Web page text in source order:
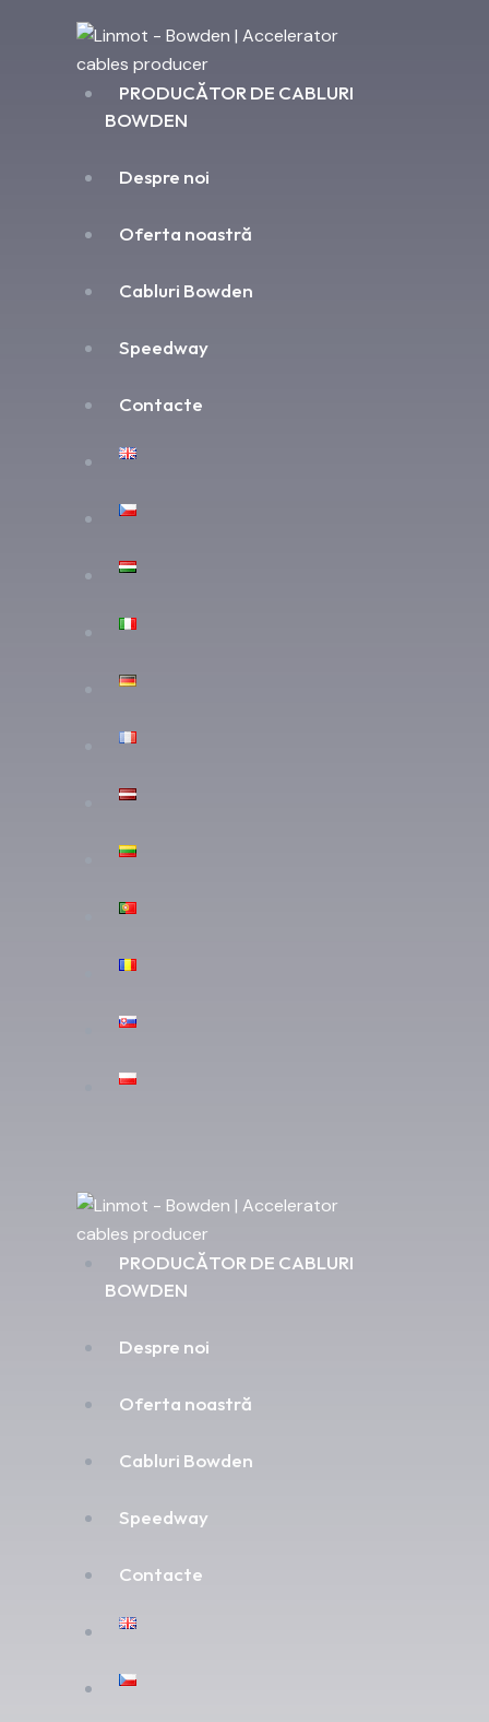
PRODUCĂTOR DE CABLURI
BOWDEN
Despre noi
Oferta noastră
Cabluri Bowden
Speedway
Contacte
PRODUCĂTOR DE CABLURI
BOWDEN
Despre noi
Oferta noastră
Cabluri Bowden
Speedway
Contacte